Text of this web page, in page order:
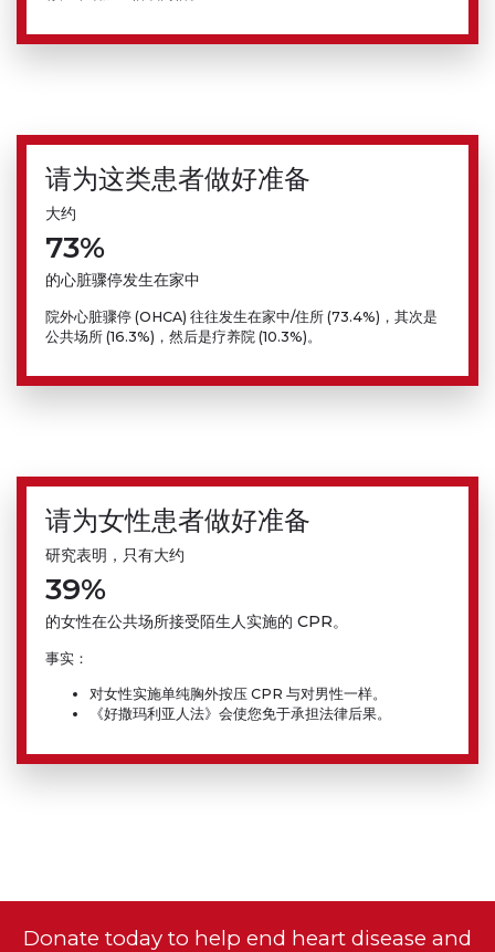
请为这类患者做好准备
大约
73%
的心脏骤停发生在家中
院外心脏骤停 (OHCA) 往往发生在家中/住所 (73.4%)，其次是
公共场所 (16.3%)，然后是疗养院 (10.3%)。
请为女性患者做好准备
研究表明，只有大约
39%
的女性在公共场所接受陌生人实施的 CPR。
事实：
对女性实施单纯胸外按压 CPR 与对男性一样。
《好撒玛利亚人法》会使您免于承担法律后果。
Donate today to help end heart disease and